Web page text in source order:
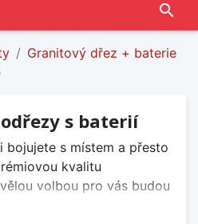
search
Granitový dřez + baterie
s baterií
bojujete s místem a přesto
kvalitu
volbou pro vás budou